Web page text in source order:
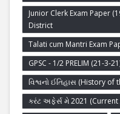
Junior Clerk Exam Paper
District
Talati cum Mantri Exam
GPSC - 1/2 PRELIM (21-3-
વિશ્વનો ઈતિહાસ (History of
કરંટ અફેર્સ મે 2021 (Current